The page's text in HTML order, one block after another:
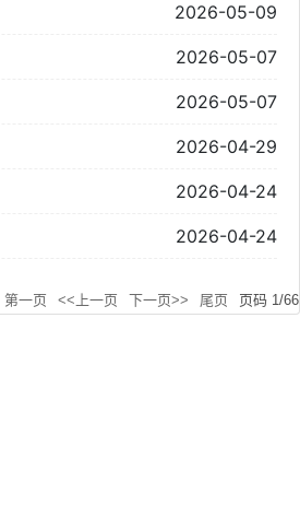
2026-05-09
2026-05-07
2026-05-07
2026-04-29
2026-04-24
2026-04-24
第一页 <<上一页 下一页>> 尾页 页码 1/66